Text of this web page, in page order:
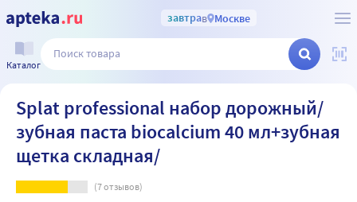
завтрав Москве
Каталог
Splat professional набор дорожный/
зубная паста biocalcium 40 мл+зубная
щетка складная/
(7отзывов)